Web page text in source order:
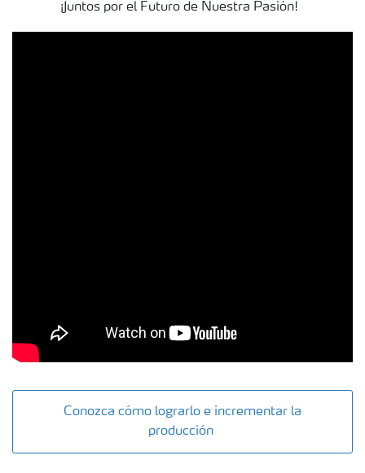
¡Juntos por el Futuro de Nuestra Pasión!
Conozca cómo lograrlo e incrementar la
producción